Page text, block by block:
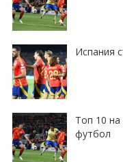
Испания
Топ 10
футбол